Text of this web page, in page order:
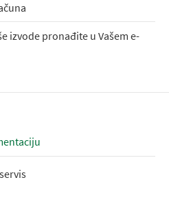
izvode pronađite u Vašem e-